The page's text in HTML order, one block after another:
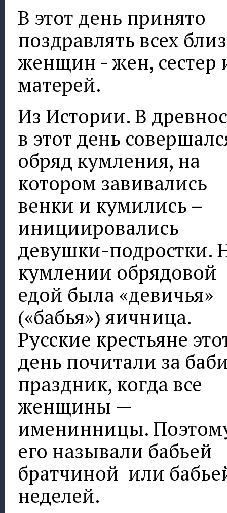
В этот день принято
поздравлять всех
женщин - жен, сестер
матерей.
Из Истории. В
в этот день
обряд кумления, на
котором завивались
венки и кумились –
инициировались
девушки-подростки.
кумлении обрядовой
едой была «девичья»
(«бабья») яичница.
Русские крестьяне
день почитали за
праздник, когда все
женщины —
именинницы.
его называли бабьей
братчиной или
неделей.